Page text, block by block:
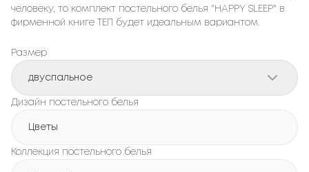
человеку, то комплект постельного белья "HAPPY SLEEP" в
фирменной книге ТЕП будет идеальным вариантом.
Размер
двуспальное
Дизайн постельного белья
Цветы
Коллекция постельного белья